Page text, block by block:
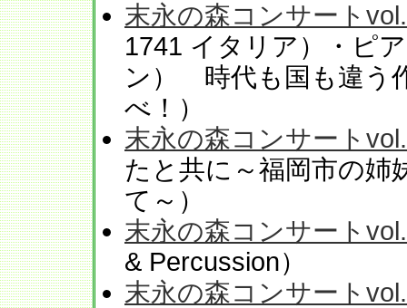
末永の森コンサート
1741 イタリア）・ピ
ン） 時代も国も違う
べ！）
末永の森コンサート
たと共に～福岡市の姉
て～）
末永の森コンサート
& Percussion）
末永の森コンサート